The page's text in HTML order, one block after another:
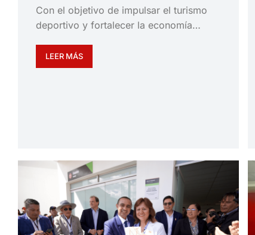
Con el objetivo de impulsar el turismo
deportivo y fortalecer la economía…
LEER MÁS